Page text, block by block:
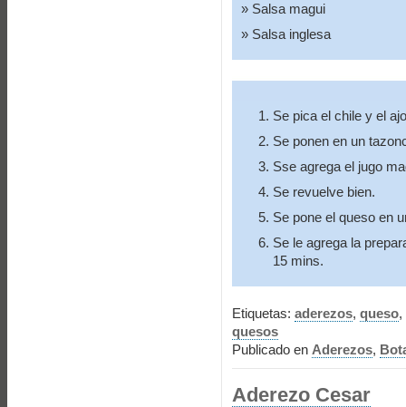
Salsa magui
Salsa inglesa
Se pica el chile y el
Se ponen en un
Sse agrega el jugo
Se revuelve bien.
Se pone el queso en
Se le agrega la
15 mins.
Etiquetas: aderezos, queso,
quesos
Publicado en Aderezos,
Aderezo Cesar